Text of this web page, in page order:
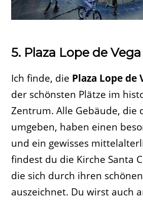
5. Plaza Lope de Vega
Ich finde, die Plaza Lope de
der schönsten Plätze im
Zentrum. Alle Gebäude, die
umgeben, haben einen
und ein gewisses
findest du die Kirche Santa
die sich durch ihren
auszeichnet. Du wirst auch